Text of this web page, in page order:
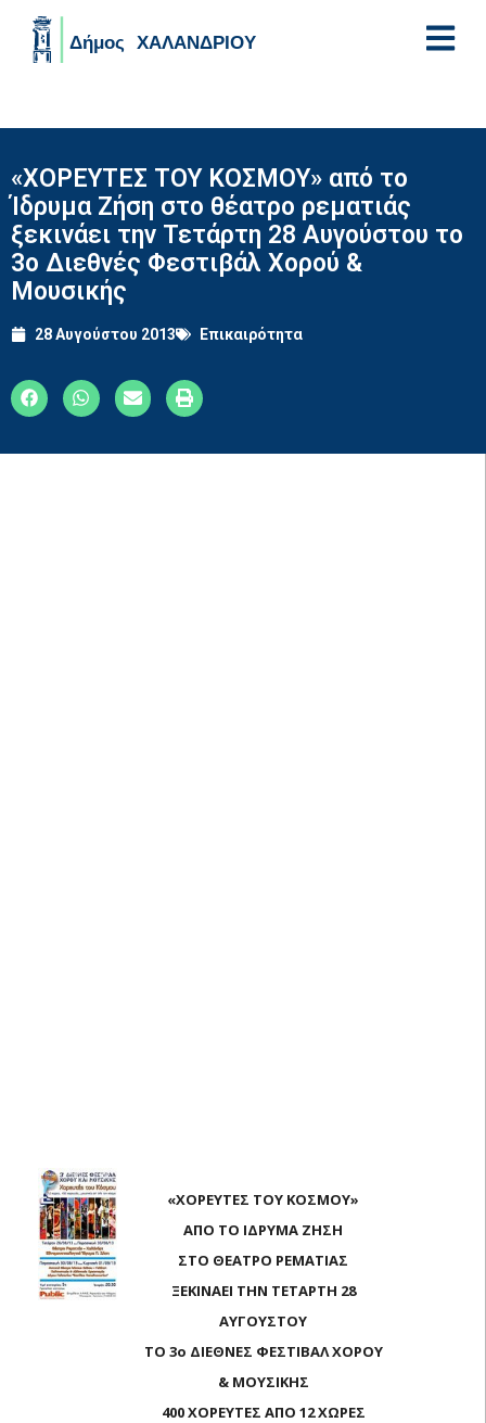
«ΧΟΡΕΥΤΕΣ ΤΟΥ ΚΟΣΜΟΥ» από το
Ίδρυμα Ζήση στο θέατρο ρεματιάς
ξεκινάει την Τετάρτη 28 Αυγούστου το
3ο Διεθνές Φεστιβάλ Χορού &
Μουσικής
28 Αυγούστου 2013 Επικαιρότητα
«ΧΟΡΕΥΤΕΣ ΤΟΥ ΚΟΣΜΟΥ»
ΑΠΟ ΤΟ ΙΔΡΥΜΑ ΖΗΣΗ
ΣΤΟ ΘΕΑΤΡΟ ΡΕΜΑΤΙΑΣ
ΞΕΚΙΝΑΕΙ ΤΗΝ ΤΕΤΑΡΤΗ 28
ΑΥΓΟΥΣΤΟΥ
ΤΟ 3ο ΔΙΕΘΝΕΣ ΦΕΣΤΙΒΑΛ ΧΟΡΟΥ
& ΜΟΥΣΙΚΗΣ
400 ΧΟΡΕΥΤΕΣ ΑΠΟ 12 ΧΩΡΕΣ